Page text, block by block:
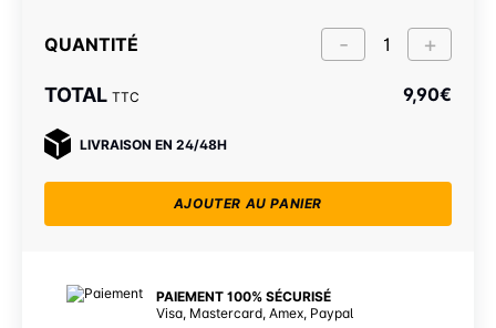
QUANTITÉ
TOTAL TTC 9,90€
LIVRAISON EN 24/48H
AJOUTER AU PANIER
PAIEMENT 100% SÉCURISÉ
Visa, Mastercard, Amex, Paypal